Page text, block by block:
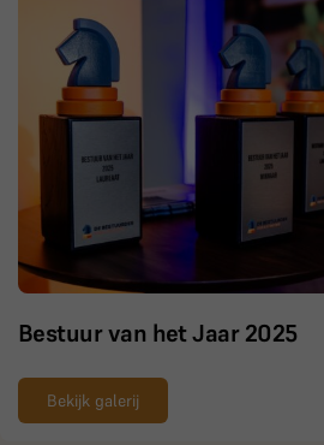
Bestuur van het Jaar 2025
Bekijk galerij
BoardBuddy
Hey! Heb je een vraag over goed